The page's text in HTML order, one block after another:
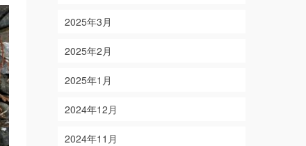
2025年3月
2025年2月
2025年1月
2024年12月
2024年11月